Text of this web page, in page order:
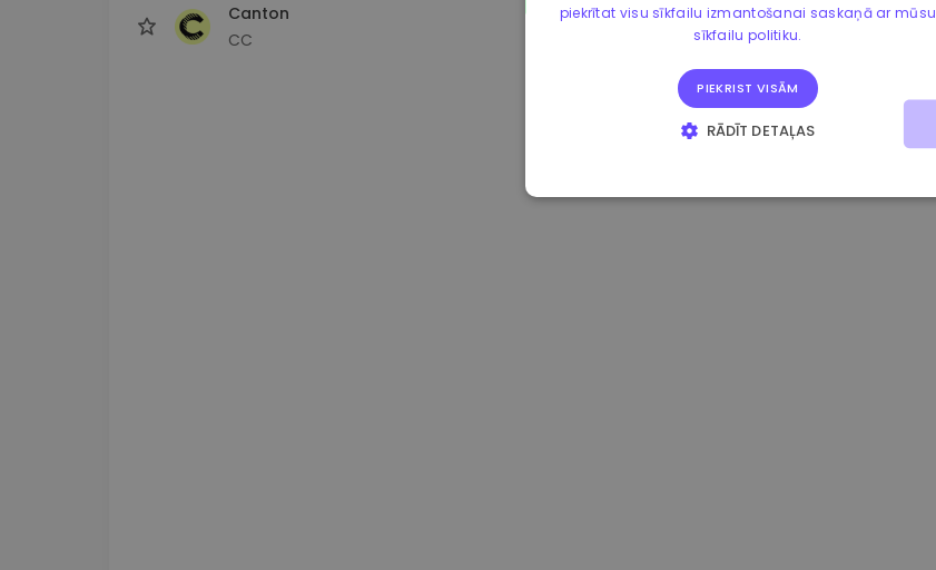
Canton
CC
0.084060000 € +6.10%
piekrītat visu sīkfailu izmantošanai saskaņā ar mūsu
sīkfailu politiku.
PIEKRIST VISĀM
RĀDĪT DETAĻAS